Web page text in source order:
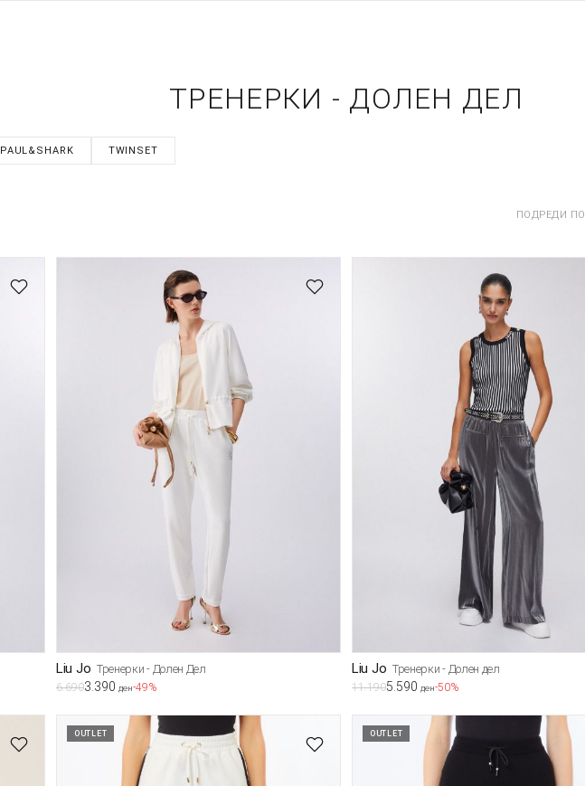
ТРЕНЕРКИ - ДОЛЕН ДЕЛ
PAUL&SHARK TWINSET
ПОДРЕДИ ПО
Liu Jo Тренерки - Долен Дел
6.6903.390 ден-49%
Liu Jo Тренерки - Долен дел
11.1905.590 ден-50%
OUTLET OUTLET